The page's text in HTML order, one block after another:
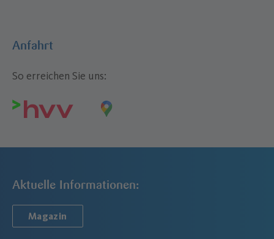
Anfahrt
So erreichen Sie uns:
Aktuelle Informationen:
Magazin